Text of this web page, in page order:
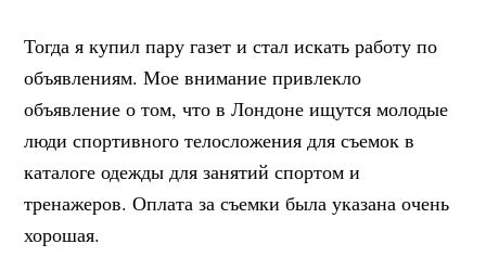
Тогда я купил пару газет и стал искать работу по
объявлениям. Мое внимание привлекло
объявление о том, что в Лондоне ищутся молодые
люди спортивного телосложения для съемок в
каталоге одежды для занятий спортом и
тренажеров. Оплата за съемки была указана очень
хорошая.